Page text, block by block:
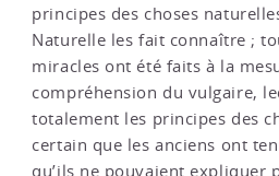
principes des choses
Naturelle les fait connaître ;
miracles ont été faits à la
compréhension du vulgaire,
totalement les principes des
certain que les anciens ont
qu’ils ne pouvaient expliquer